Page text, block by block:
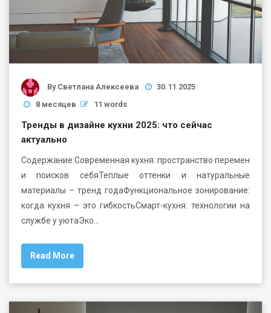
By Светлана Алексеева
30.11.2025
8 месяцев
11 words
Тренды в дизайне кухни 2025: что сейчас
актуально
Содержание:Современная кухня: пространство перемен
и поисков себяТеплые оттенки и натуральные
материалы – тренд годаФункциональное зонирование:
когда кухня – это гибкостьСмарт-кухня: технологии на
службе у уютаЭко…
Read More